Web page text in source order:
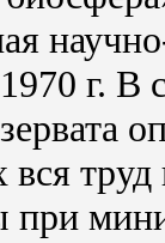
г. В
при